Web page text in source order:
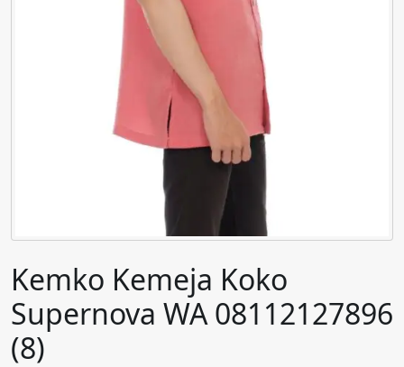
Kemko Kemeja Koko
Supernova WA 08112127896
(8)